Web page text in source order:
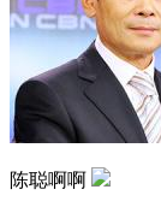
陈聪啊啊